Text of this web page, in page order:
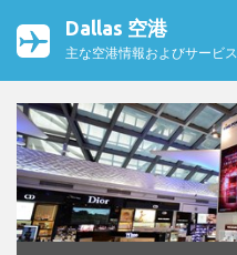
Dallas 空港
主な空港情報およびサービス